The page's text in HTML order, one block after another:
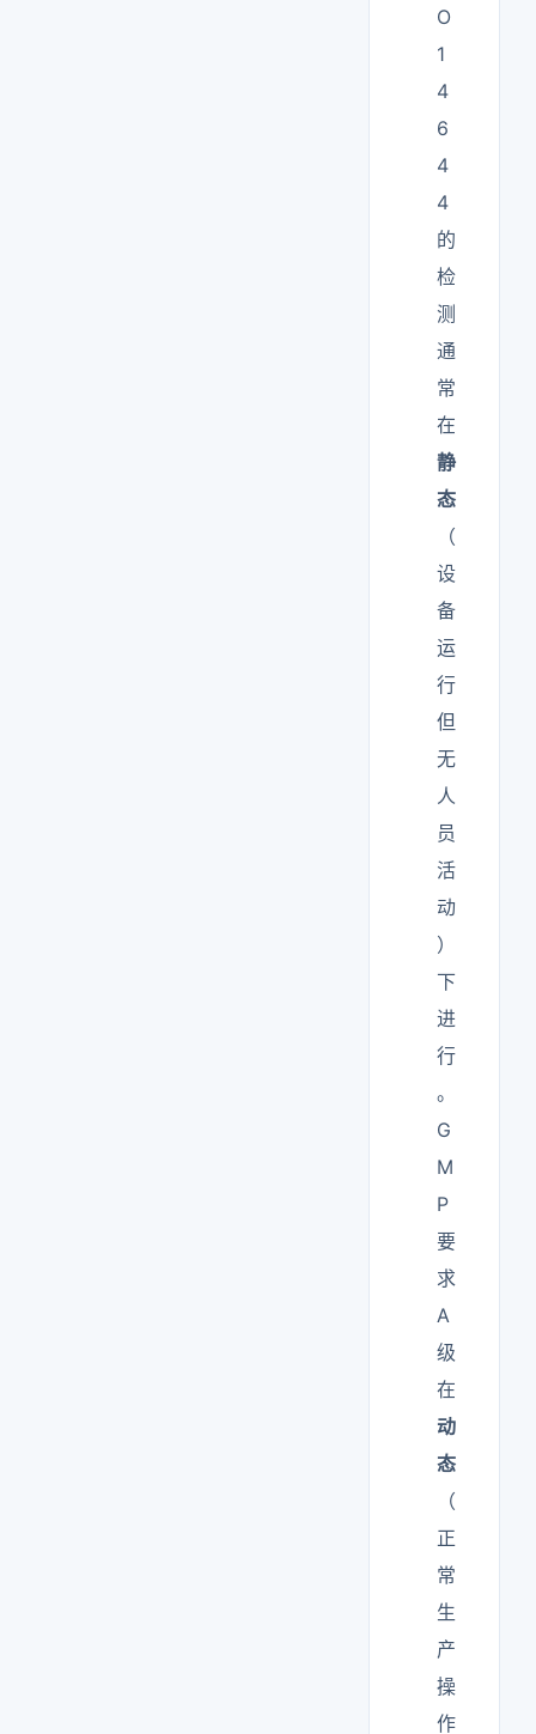
O
1
4
6
4
4
的
检
测
通
常
在
静
态
（
设
备
运
行
但
无
人
员
活
动
）
下
进
行
。
G
M
P
要
求
A
级
在
动
态
（
正
常
生
产
操
作